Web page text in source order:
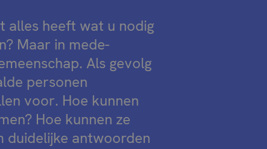
alles heeft wat u nodig
Maar in mede-
Als gevolg
personen
voor. Hoe kunnen
Hoe kunnen ze
duidelijke antwoorden